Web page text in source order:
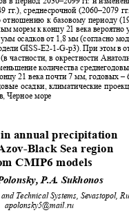
гг.), среднесрочной(2060–2079 гг.
отношению к базовому периоду
морем к концу 21 века
осадков от 1,8 мм (согласно
GISS-E2-1-G-p3). При этом в
частности, в окрестности
количества
21 века почти 7 мм, годовых
осадки, климатические
Черное море
annual precipitation
Black Sea region
CMIP6 models
P.A. Sukhonos
Technical Systems, Sevastopol,
apolonsky5@mail.ru